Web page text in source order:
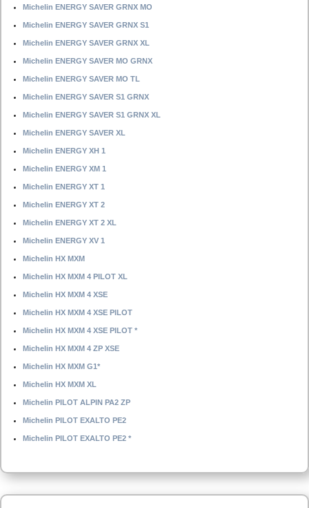
Michelin ENERGY SAVER GRNX MO
Michelin ENERGY SAVER GRNX S1
Michelin ENERGY SAVER GRNX XL
Michelin ENERGY SAVER MO GRNX
Michelin ENERGY SAVER MO TL
Michelin ENERGY SAVER S1 GRNX
Michelin ENERGY SAVER S1 GRNX XL
Michelin ENERGY SAVER XL
Michelin ENERGY XH 1
Michelin ENERGY XM 1
Michelin ENERGY XT 1
Michelin ENERGY XT 2
Michelin ENERGY XT 2 XL
Michelin ENERGY XV 1
Michelin HX MXM
Michelin HX MXM 4 PILOT XL
Michelin HX MXM 4 XSE
Michelin HX MXM 4 XSE PILOT
Michelin HX MXM 4 XSE PILOT *
Michelin HX MXM 4 ZP XSE
Michelin HX MXM G1*
Michelin HX MXM XL
Michelin PILOT ALPIN PA2 ZP
Michelin PILOT EXALTO PE2
Michelin PILOT EXALTO PE2 *